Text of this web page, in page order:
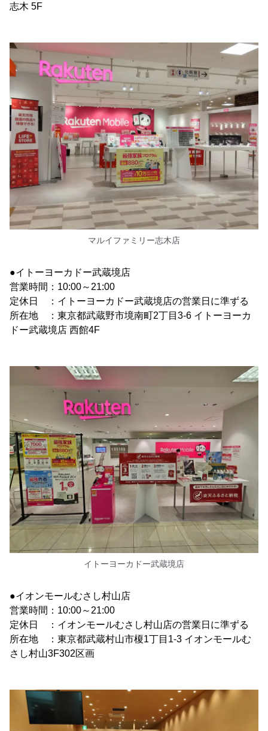
志木 5F
マルイファミリー志木店
●イトーヨーカドー武蔵境店
営業時間：10:00～21:00
定休日 ：イトーヨーカドー武蔵境店の営業日に準ずる
所在地 ：東京都武蔵野市境南町2丁目3-6 イトーヨーカ
ドー武蔵境店 西館4F
イトーヨーカドー武蔵境店
●イオンモールむさし村山店
営業時間：10:00～21:00
定休日 ：イオンモールむさし村山店の営業日に準ずる
所在地 ：東京都武蔵村山市榎1丁目1-3 イオンモールむ
さし村山3F302区画